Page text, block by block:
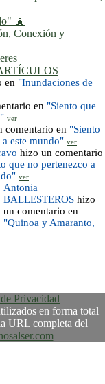
🧘
Conexión y
en "Inundaciones de
en "Siento que
ver
comentario en "Siento
este mundo" ver
hizo un comentario
que no pertenezco a
ver
Antonia
BALLESTEROS hizo
un comentario en
"Quinoa y Amaranto,
Privacidad
en forma total
URL completa del